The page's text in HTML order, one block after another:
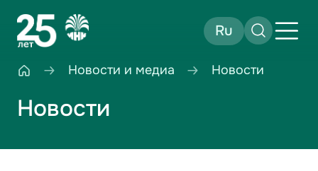
Ru
Новости и медиа Новости
Новости